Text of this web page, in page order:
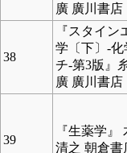
廣 廣川書店
38
『スタイ
学〔下〕‐
チ‐第3版』
廣 廣川書店
39
『生薬学
清之 朝倉書